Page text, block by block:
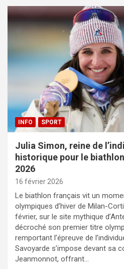
INFO SPORT
Julia Simon, reine de
historique pour le
2026
16 février 2026
Le biathlon français vit un
olympiques d’hiver de Milan-
février, sur le site mythique
décroché son premier titre
remportant l’épreuve de
Savoyarde s’impose devant sa
Jeanmonnot, offrant…